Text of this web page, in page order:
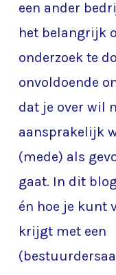
een ander
het belangrijk
onderzoek te
onvoldoende
dat je over wil
aansprakelijk
(mede) als
gaat. In dit
én hoe je kunt
krijgt met een